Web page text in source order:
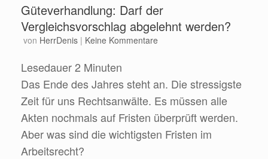
Güteverhandlung: Darf der
Vergleichsvorschlag abgelehnt werden?
von HerrDenis | Keine Kommentare
Lesedauer2 Minuten
Das Ende des Jahres steht an. Die stressigste
Zeit für uns Rechtsanwälte. Es müssen alle
Akten nochmals auf Fristen überprüft werden.
Aber was sind die wichtigsten Fristen im
Arbeitsrecht?